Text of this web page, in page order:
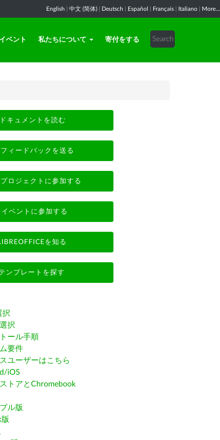
English 中文 (简体) Deutsch Español Français Italiano More...
イベント 私たちについて 寄付をする
ドキュメントを読む
フィードバックを送る
プロジェクトに参加する
イベントに参加する
を知る
ンプレートを探す
択
択
ール手順
要件
ユーザーはこちら
iOS
トアとChromebook
ル版